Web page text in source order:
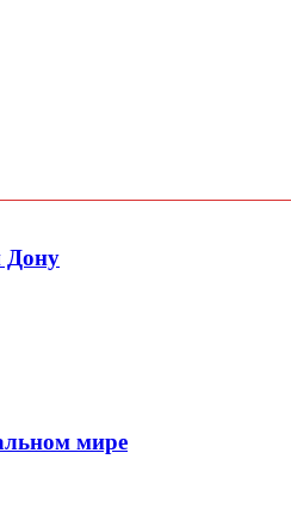
Дону
мире